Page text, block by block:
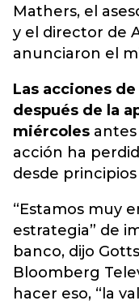
Mathers, el
y el director de
anunciaron el
Las acciones
después de la
miércoles
acción ha
desde
“Estamos muy
estrategia” de
banco, dijo
Bloomberg
hacer eso, “la